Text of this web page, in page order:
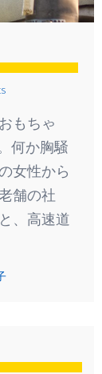
もちゃ
何か胸騒
女性から
舗の社
、高速道